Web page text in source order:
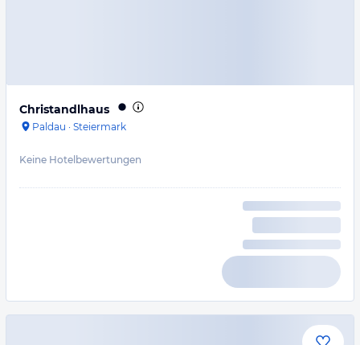
Christandlhaus
Paldau · Steiermark
Keine Hotelbewertungen